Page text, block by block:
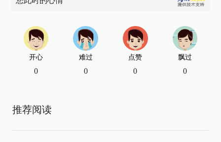
开心
0
难过
0
点赞
0
飘过
0
推荐阅读